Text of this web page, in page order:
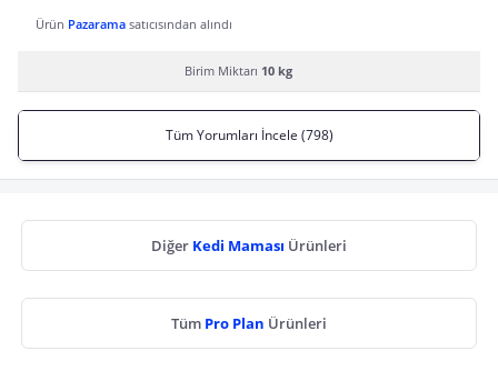
Ürün Pazarama satıcısından alındı
Birim Miktarı 10 kg
Tüm Yorumları İncele (798)
Diğer Kedi Maması Ürünleri
Tüm Pro Plan Ürünleri